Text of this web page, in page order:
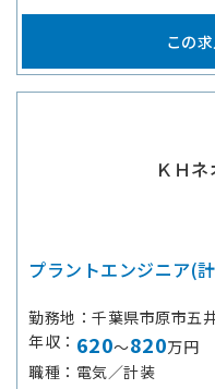
この
ＫＨ
プラントエンジニア(
勤務地
千葉県市原市五
年収
620～820万円
職種
電気／計装